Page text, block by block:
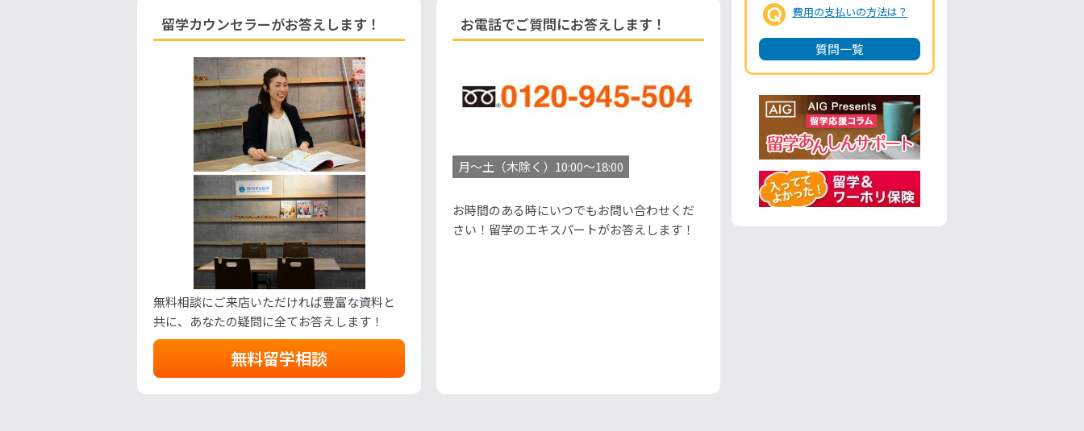
留学カウンセラーがお答えします！
無料相談にご来店いただければ豊富な資料と
共に、あなたの疑問に全てお答えします！
無料留学相談
お電話でご質問にお答えします！
月～土（木除く）10:00～18:00
お時間のある時にいつでもお問い合わせくだ
さい！留学のエキスパートがお答えします！
費用の支払いの方法は？
質問一覧